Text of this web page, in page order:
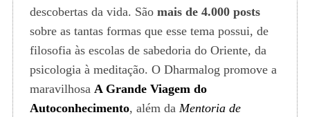
descobertas da vida. São mais de 4.000 posts
sobre as tantas formas que esse tema possui, de
filosofia às escolas de sabedoria do Oriente, da
psicologia à meditação. O Dharmalog promove a
maravilhosa A Grande Viagem do
Autoconhecimento, além da Mentoria de